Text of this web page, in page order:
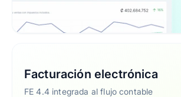
Facturación electrónica
FE 4.4 integrada al flujo contable